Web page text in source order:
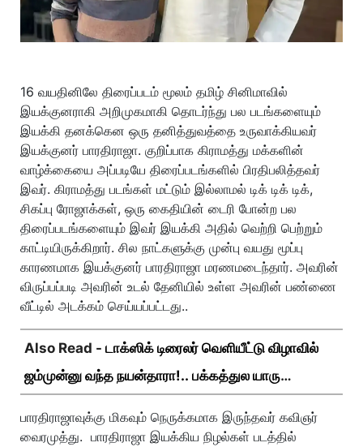
16 வயதினிலே திரைப்படம் மூலம் தமிழ் சினிமாவில்
இயக்குனராகி அறிமுகமாகி தொடர்ந்து பல படங்களையும்
இயக்கி தனக்கென ஒரு தனித்துவத்தை உருவாக்கியவர்
இயக்குனர் பாரதிராஜா. குறிப்பாக கிராமத்து மக்களின்
வாழ்க்கையை அப்படியே திரைப்படங்களில் பிரதிபலித்தவர்
இவர். கிராமத்து படங்கள் மட்டும் இல்லாமல் டிக் டிக் டிக்,
சிகப்பு ரோஜாக்கள், ஒரு கைதியின் டைரி போன்ற பல
திரைப்படங்களையும் இவர் இயக்கி அதில் வெற்றி பெற்றும்
காட்டியிருக்கிறார். சில நாட்களுக்கு முன்பு வயது மூப்பு
காரணமாக இயக்குனர் பாரதிராஜா மரணமடைந்தார். அவரின்
விருப்பப்படி அவரின் உடல் தேனியில் உள்ள அவரின் பண்ணை
வீட்டில் அடக்கம் செய்யப்பட்டது..
Also Read - டாக்ஸிக் டிரைலர் வெளியீட்டு விழாவில்
ஜம்முன்னு வந்த நயன்தாரா!.. பக்கத்துல யாரு
பாரதிராஜாவுக்கு மிகவும் நெருக்கமாக இருந்தவர் கவிஞர்
வைரமுத்து. பாரதிராஜா இயக்கிய நிழல்கள் படத்தில்